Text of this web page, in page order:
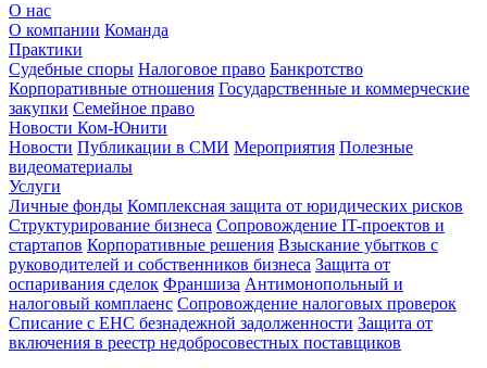
О нас
О компании Команда
Практики
Судебные споры Налоговое право Банкротство
Корпоративные отношения Государственные и коммерческие
закупки Семейное право
Новости Ком-Юнити
Новости Публикации в СМИ Мероприятия Полезные
видеоматериалы
Услуги
Личные фонды Комплексная защита от юридических рисков
Структурирование бизнеса Сопровождение IT-проектов и
стартапов Корпоративные решения Взыскание убытков с
руководителей и собственников бизнеса Защита от
оспаривания сделок Франшиза Антимонопольный и
налоговый комплаенс Сопровождение налоговых проверок
Списание с ЕНС безнадежной задолженности Защита от
включения в реестр недобросовестных поставщиков